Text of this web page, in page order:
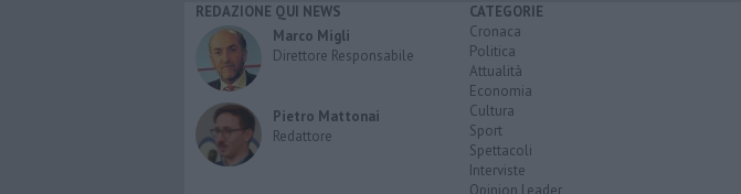
REDAZIONE QUI NEWS
Marco Migli
Direttore Responsabile
Pietro Mattonai
Redattore
CATEGORIE
Cronaca
Politica
Attualità
Economia
Cultura
Sport
Spettacoli
Interviste
Opinion Leader